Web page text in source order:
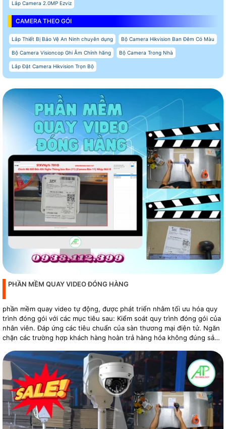
Lắp Camera 2.0MP Ezviz
CAMERA THEO GÓI
Lắp Thiết Bị Bảo Vệ An Ninh chuyên dụng Bộ Camera Hikvision Ban Đêm Có Màu
Bộ Camera Visioncop Ghi Âm Chính hãng Bộ Camera Trong Nhà
Lắp Đặt Camera Hikvision Trọn Bộ
PHẦN MỀM QUAY VIDEO ĐÓNG HÀNG
phần mềm quay video tự động, được phát triển nhằm tối ưu hóa quy
trình đóng gói với các mục tiêu sau: Kiểm soát quy trình đóng gói của
nhân viên. Đáp ứng các tiêu chuẩn của sàn thương mại điện tử. Ngăn
chặn các trường hợp khách hàng hoàn trả hàng hóa không đúng sản